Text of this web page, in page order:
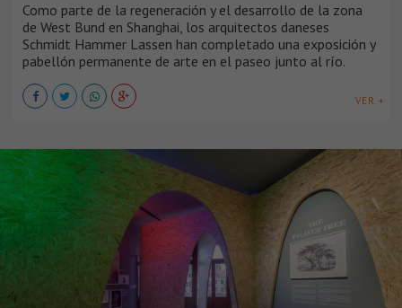
Como parte de la regeneración y el desarrollo de la zona
de West Bund en Shanghai, los arquitectos daneses
Schmidt Hammer Lassen han completado una exposición y
pabellón permanente de arte en el paseo junto al río.
VER +